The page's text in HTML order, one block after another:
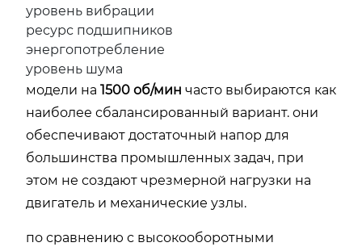
уровень вибрации
ресурс подшипников
энергопотребление
уровень шума
модели на 1500 об/мин часто выбираются как
наиболее сбалансированный вариант. они
обеспечивают достаточный напор для
большинства промышленных задач, при
этом не создают чрезмерной нагрузки на
двигатель и механические узлы.
по сравнению с высокооборотными